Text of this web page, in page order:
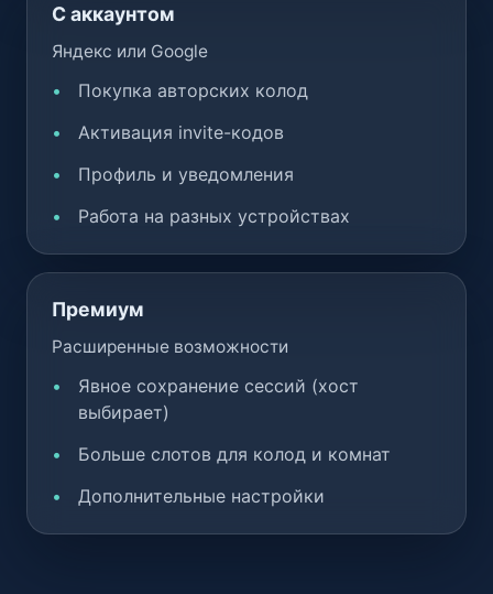
С аккаунтом
Яндекс или Google
Покупка авторских колод
Активация invite-кодов
Профиль и уведомления
Работа на разных устройствах
Премиум
Расширенные возможности
Явное сохранение сессий (хост
выбирает)
Больше слотов для колод и комнат
Дополнительные настройки